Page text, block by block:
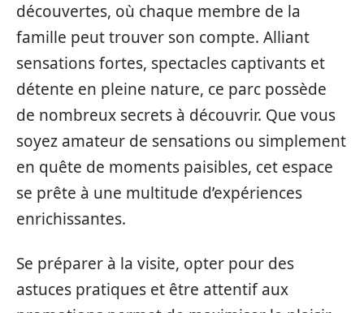
découvertes, où chaque membre de la
famille peut trouver son compte. Alliant
sensations fortes, spectacles captivants et
détente en pleine nature, ce parc possède
de nombreux secrets à découvrir. Que vous
soyez amateur de sensations ou simplement
en quête de moments paisibles, cet espace
se prête à une multitude d’expériences
enrichissantes.
Se préparer à la visite, opter pour des
astuces pratiques et être attentif aux